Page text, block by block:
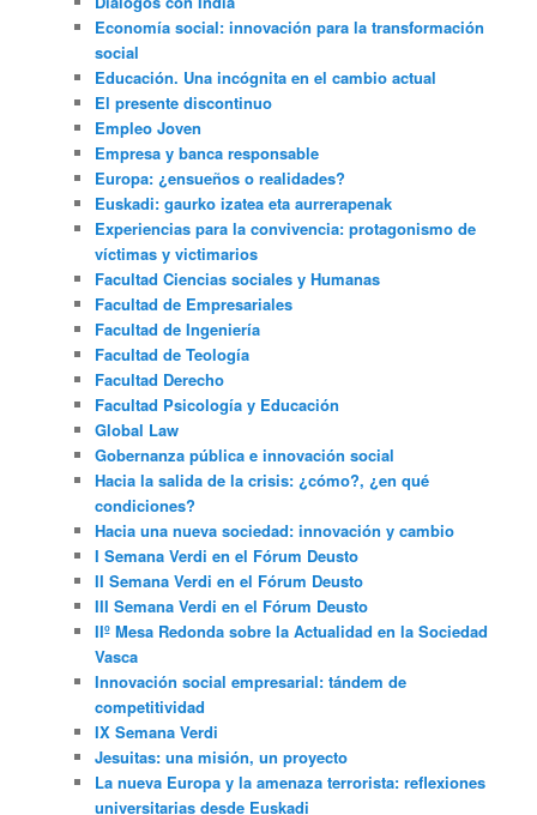
Economía social: innovación para la transformación
social
Educación. Una incógnita en el cambio actual
El presente discontinuo
Empleo Joven
Empresa y banca responsable
Europa: ¿ensueños o realidades?
Euskadi: gaurko izatea eta aurrerapenak
Experiencias para la convivencia: protagonismo de
víctimas y victimarios
Facultad Ciencias sociales y Humanas
Facultad de Empresariales
Facultad de Ingeniería
Facultad de Teología
Facultad Derecho
Facultad Psicología y Educación
Global Law
Gobernanza pública e innovación social
Hacia la salida de la crisis: ¿cómo?, ¿en qué
condiciones?
Hacia una nueva sociedad: innovación y cambio
I Semana Verdi en el Fórum Deusto
II Semana Verdi en el Fórum Deusto
III Semana Verdi en el Fórum Deusto
IIº Mesa Redonda sobre la Actualidad en la Sociedad
Vasca
Innovación social empresarial: tándem de
competitividad
IX Semana Verdi
Jesuitas: una misión, un proyecto
La nueva Europa y la amenaza terrorista: reflexiones
universitarias desde Euskadi